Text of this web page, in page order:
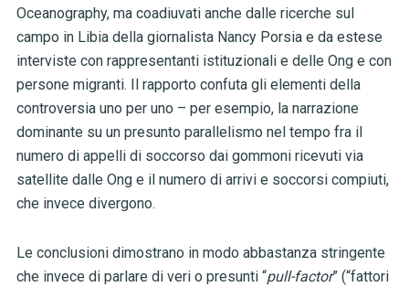
Oceanography, ma coadiuvati anche dalle ricerche sul
campo in Libia della giornalista Nancy Porsia e da estese
interviste con rappresentanti istituzionali e delle Ong e con
persone migranti. Il rapporto confuta gli elementi della
controversia uno per uno – per esempio, la narrazione
dominante su un presunto parallelismo nel tempo fra il
numero di appelli di soccorso dai gommoni ricevuti via
satellite dalle Ong e il numero di arrivi e soccorsi compiuti,
che invece divergono.
Le conclusioni dimostrano in modo abbastanza stringente
che invece di parlare di veri o presunti “pull-factor” (“fattori